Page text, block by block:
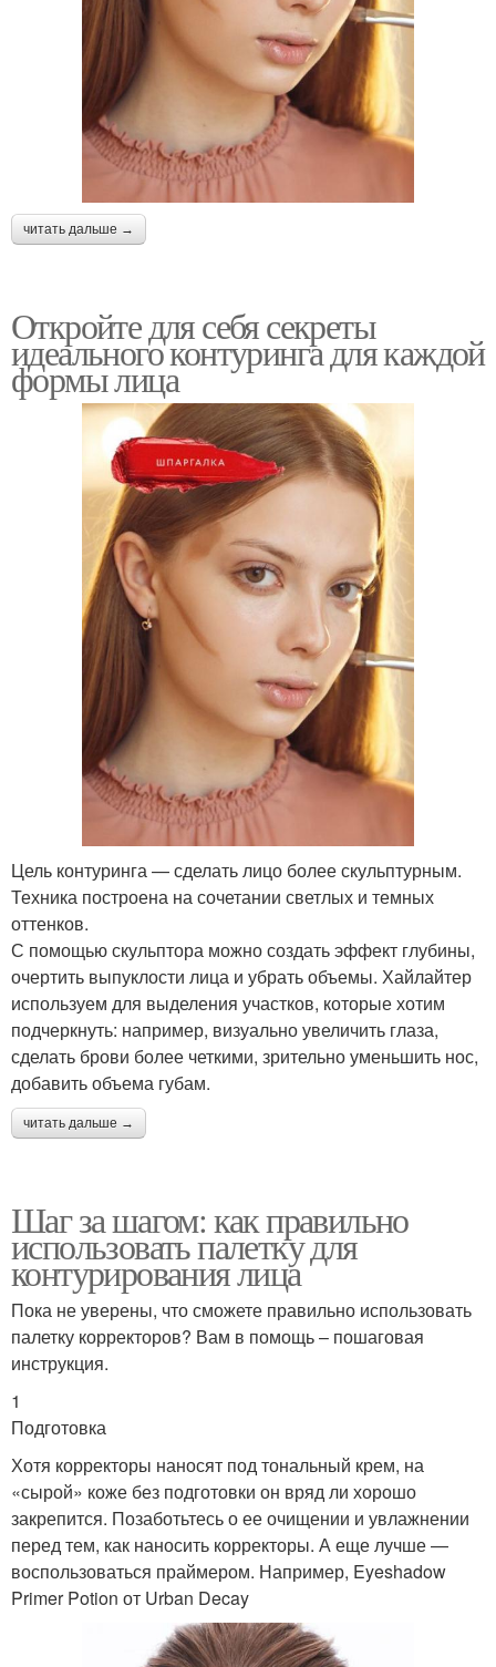
читать дальше →
Откройте для себя секреты
идеального контуринга для каждой
формы лица
Цель контуринга — сделать лицо более скульптурным.
Техника построена на сочетании светлых и темных
оттенков.
С помощью скульптора можно создать эффект глубины,
очертить выпуклости лица и убрать объемы. Хайлайтер
используем для выделения участков, которые хотим
подчеркнуть: например, визуально увеличить глаза,
сделать брови более четкими, зрительно уменьшить нос,
добавить объема губам.
читать дальше →
Шаг за шагом: как правильно
использовать палетку для
контурирования лица
Пока не уверены, что сможете правильно использовать
палетку корректоров? Вам в помощь – пошаговая
инструкция.
1
Подготовка
Хотя корректоры наносят под тональный крем, на
«сырой» коже без подготовки он вряд ли хорошо
закрепится. Позаботьтесь о ее очищении и увлажнении
перед тем, как наносить корректоры. А еще лучше —
воспользоваться праймером. Например, Eyeshadow
Primer Potion от Urban Decay